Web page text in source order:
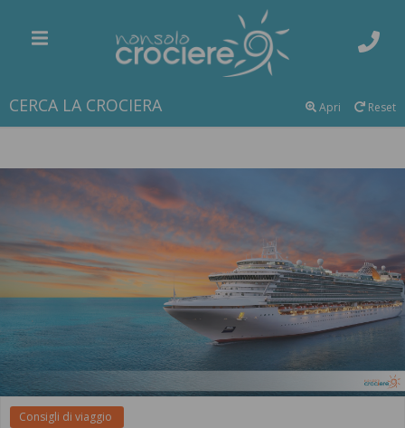
CERCA LA CROCIERA Reset
Apri
Consigli di viaggio